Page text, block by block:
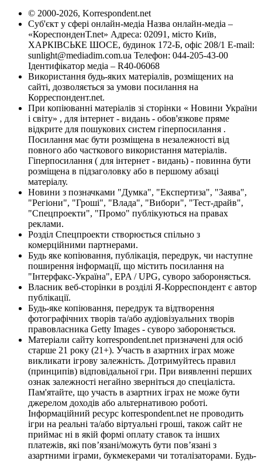
© 2000-2026, Korrespondent.net
Суб'єкт у сфері онлайн-медіа Назва онлайн-медіа –
«КореспонденТ.net» Адреса: 02091, місто Київ,
ХАРКІВСЬКЕ ШОСЕ, будинок 172-Б, офіс 208/1 E-mail:
sunlight@mediadim.com.ua Телефон: 044-205-43-00
Ідентифікатор медіа – R40-06068
Використання будь-яких матеріалів, розміщених на
сайті, дозволяється за умови посилання на
Корреспондент.net.
При копіюванні матеріалів зі сторінки « Новини України
і світу» , для інтернет - видань - обов'язкове пряме
відкрите для пошукових систем гіперпосилання .
Посилання має бути розміщена в незалежності від
повного або часткового використання матеріалів.
Гіперпосилання ( для інтернет - видань) - повинна бути
розміщена в підзаголовку або в першому абзаці
матеріалу.
Новини з позначками "Думка", "Експертиза", "Заява",
"Регіони", "Гроші", "Влада", "Вибори", "Тест-драйв",
"Спецпроекти", "Промо" публікуються на правах
реклами.
Розділ Спецпроекти створюється спільно з
комерційними партнерами.
Будь яке копіювання, публікація, передрук, чи наступне
поширення інформації, що містить посилання на
"Інтерфакс-Україна", EPA / UPG, суворо забороняється.
Власник веб-сторінки в розділі Я-Корреспондент є автор
публікації.
Будь-яке копіювання, передрук та відтворення
фотографічних творів та/або аудіовізуальних творів
правовласника Getty Images - суворо забороняється.
Матеріали сайту korrespondent.net призначені для осіб
старше 21 року (21+). Участь в азартних іграх може
викликати ігрову залежність. Дотримуйтесь правил
(принципів) відповідальної гри. При виявленні перших
ознак залежності негайно зверніться до спеціаліста.
Пам'ятайте, що участь в азартних іграх не може бути
джерелом доходів або альтернативою роботі.
Інформаційний ресурс korrespondent.net не проводить
ігри на реальні та/або віртуальні гроші, також сайт не
приймає ні в якій формі оплату ставок та інших
платежів, які пов’язані/можуть бути пов’язані з
азартними іграми, букмекерами чи тоталізаторами. Будь-